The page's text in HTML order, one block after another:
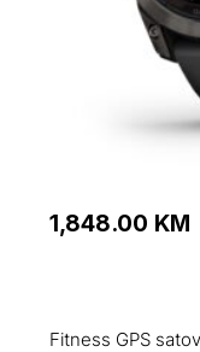
1,848.00 KM
Fitness GPS